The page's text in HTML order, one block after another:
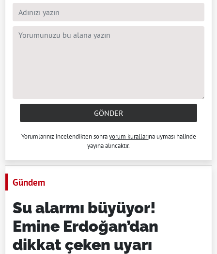
GÖNDER
Yorumlarınız incelendikten sonrayorum kurallarına uyması halinde
yayına alıncaktır.
Gündem
Su alarmı büyüyor!
Emine Erdoğan’dan
dikkat çeken uyarı